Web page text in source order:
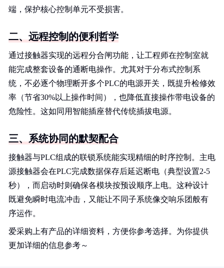
端，保护核心控制单元不受损害。
二、远程控制的便利哲学
通过接触器实现的远程分合闸功能，让工程师在控制室就
能完成整套设备的通断电操作。尤其对于分布式控制系
统，不必逐个物理断开多个PLC的电源开关，既提升检修效
率（节省30%以上操作时间），也降低直接操作带电设备的
危险性。这如同用智能插座替代传统插拔电源。
三、系统协同的默契配合
接触器与PLC组成的联锁系统能实现精细的时序控制。主电
源接触器会在PLC完成数据保存后延迟断电（典型设置2-5
秒），而启动时则确保各模块按预设顺序上电。这种设计
既避免瞬时电流冲击，又能让不同子系统像交响乐团般有
序运作。
爱采购上有产品的详细资料，方便你参考选择。为你提供
更加详细的信息参考～